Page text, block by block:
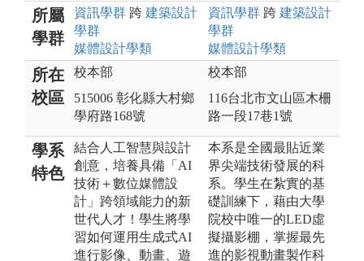
所屬
學群
資訊學群 跨 建築設計
學群
媒體設計學類
資訊學群 跨 建築設計
學群
媒體設計學類
所在
校區
校本部
515006 彰化縣大村鄉
學府路168號
校本部
116台北市文山區木柵
路一段17巷1號
學系
特色
結合人工智慧與設計
創意，培養具備「AI
技術＋數位媒體設
計」跨領域能力的新
世代人才！學生將學
習如何運用生成式AI
進行影像、動畫、遊
本系是全國最貼近業
界尖端技術發展的科
系。學生在紮實的基
礎訓練下，藉由大學
院校中唯一的LED虛
擬攝影棚，掌握最先
進的影視動畫製作科